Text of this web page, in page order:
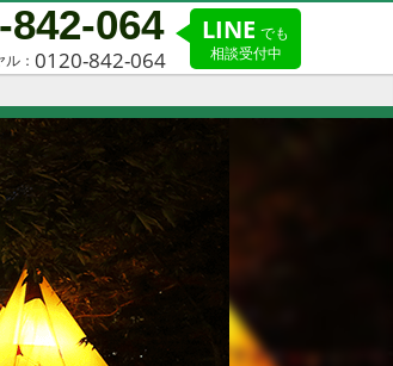
LINE でも
相談受付中
842-064
： 0120-842-064